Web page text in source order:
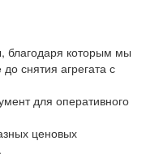
благодаря которым мы
снятия агрегата с
для оперативного
ценовых